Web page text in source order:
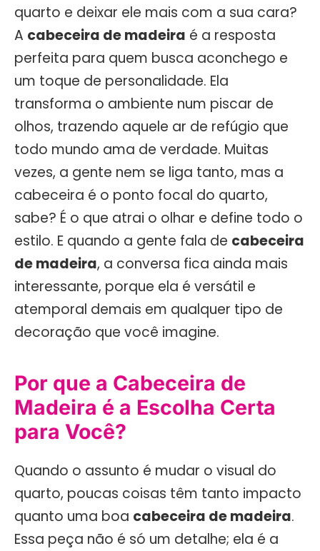
quarto e deixar ele mais com a sua cara?
A cabeceira de madeira é a resposta
perfeita para quem busca aconchego e
um toque de personalidade. Ela
transforma o ambiente num piscar de
olhos, trazendo aquele ar de refúgio que
todo mundo ama de verdade. Muitas
vezes, a gente nem se liga tanto, mas a
cabeceira é o ponto focal do quarto,
sabe? É o que atrai o olhar e define todo o
estilo. E quando a gente fala de cabeceira
de madeira, a conversa fica ainda mais
interessante, porque ela é versátil e
atemporal demais em qualquer tipo de
decoração que você imagine.
Por que a Cabeceira de
Madeira é a Escolha Certa
para Você?
Quando o assunto é mudar o visual do
quarto, poucas coisas têm tanto impacto
quanto uma boa cabeceira de madeira.
Essa peça não é só um detalhe; ela é a